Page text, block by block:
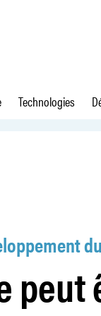
Technologies
et